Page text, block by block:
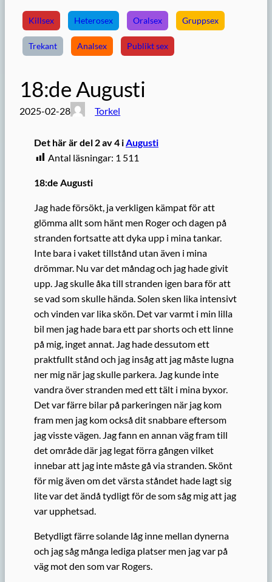
Killsex Heterosex Oralsex Gruppsex
Trekant Analsex Publikt sex
18:de Augusti
2025-02-28 Torkel
Det här är del 2 av 4 i Augusti
Antal läsningar: 1 511
18:de Augusti
Jag hade försökt, ja verkligen kämpat för att
glömma allt som hänt men Roger och dagen på
stranden fortsatte att dyka upp i mina tankar.
Inte bara i vaket tillstånd utan även i mina
drömmar. Nu var det måndag och jag hade givit
upp. Jag skulle åka till stranden igen bara för att
se vad som skulle hända. Solen sken lika intensivt
och vinden var lika skön. Det var varmt i min lilla
bil men jag hade bara ett par shorts och ett linne
på mig, inget annat. Jag hade dessutom ett
praktfullt stånd och jag insåg att jag måste lugna
ner mig när jag skulle parkera. Jag kunde inte
vandra över stranden med ett tält i mina byxor.
Det var färre bilar på parkeringen när jag kom
fram men jag kom också dit snabbare eftersom
jag visste vägen. Jag fann en annan väg fram till
det område där jag legat förra gången vilket
innebar att jag inte måste gå via stranden. Skönt
för mig även om det värsta ståndet hade lagt sig
lite var det ändå tydligt för de som såg mig att jag
var upphetsad.
Betydligt färre solande låg inne mellan dynerna
och jag såg många lediga platser men jag var på
väg mot den som var Rogers.